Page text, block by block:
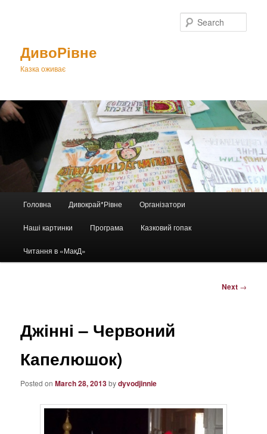
ДивоРівне
Казка оживає
Skip
to
primary
Головна Дивокрай*Рівне Організатори
Наші картинки Програма Казковий гопак
Читання в «МакД»
Post
Next →
Джінні – Червоний
Капелюшок)
Posted onMarch 28, 2013bydyvodjinnie